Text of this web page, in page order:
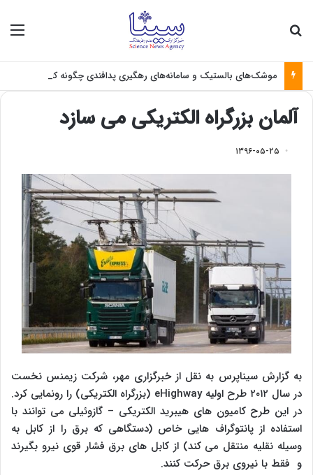
آلمان بزرگراه الکتریکی می سازد
۱۳۹۶-۰۵-۲۵
به گزارش سیناپرس به نقل از خبرگزاری مهر، شرکت زیمنس نخست
در سال ۲۰۱۲ طرح اولیه eHighway (بزرگراه الکتریکی) را رونمایی کرد.
در این طرح کامیون های هیبرید الکتریکی – گازوئیلی می توانند با
استفاده از پانتوگراف هایی خاص (دستگاهی که برق را از کابل به
وسیله نقلیه منتقل می کند) از کابل های برق فشار قوی نیرو بگیرند
و فقط با نیروی برق حرکت کنند.